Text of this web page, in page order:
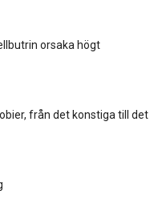
orsaka högt
från det konstiga till det